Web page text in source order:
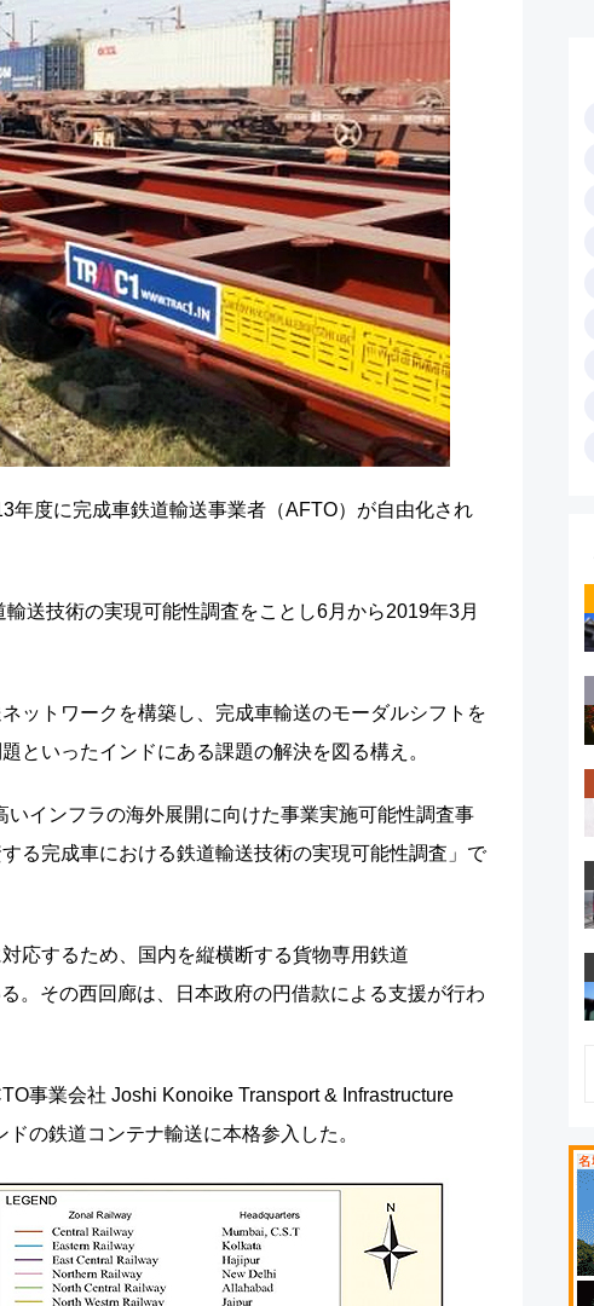
年度に完成車鉄道輸送事業者（AFTO）が自由化され
送技術の実現可能性調査をことし6月から2019年3月
ットワークを構築し、完成車輸送のモーダルシフトを
といったインドにある課題の解決を図る構え。
インフラの海外展開に向けた事業実施可能性調査事
る完成車における鉄道輸送技術の実現可能性調査」で
応するため、国内を縦横断する貨物専用鉄道
。その西回廊は、日本政府の円借款による支援が行わ
事業会社 Joshi Konoike Transport & Infrastructure
の鉄道コンテナ輸送に本格参入した。